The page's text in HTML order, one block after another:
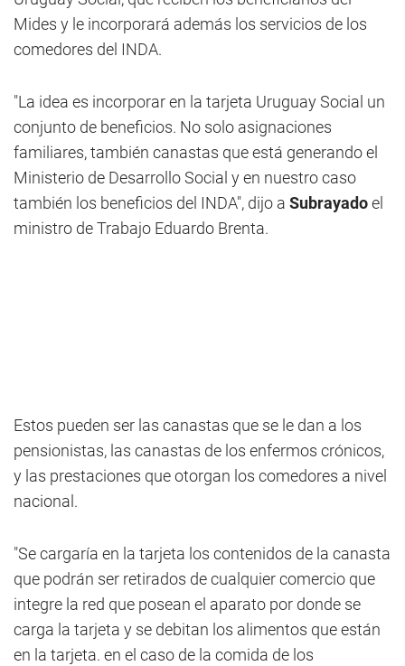
Mides y le incorporará además los servicios de los
comedores del INDA.
"La idea es incorporar en la tarjeta Uruguay Social un
conjunto de beneficios. No solo asignaciones
familiares, también canastas que está generando el
Ministerio de Desarrollo Social y en nuestro caso
también los beneficios del INDA", dijo a Subrayadoel
ministro de Trabajo Eduardo Brenta.
Estos pueden ser las canastas que se le dan a los
pensionistas, las canastas de los enfermos crónicos,
y las prestaciones que otorgan los comedores a nivel
nacional.
"Se cargaría en la tarjeta los contenidos de la canasta
que podrán ser retirados de cualquier comercio que
integre la red que posean el aparato por donde se
carga la tarjeta y se debitan los alimentos que están
en la tarjeta. en el caso de la comida de los